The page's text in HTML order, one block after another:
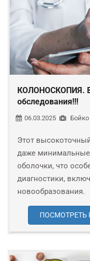
КОЛОНОСКОПИЯ.
обследования!!!
06.03.2025
Этот
даже
оболочки, что
диагностики,
новообразования.
ПОСМОТРЕТЬ